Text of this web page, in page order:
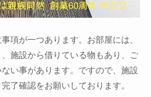
項が一つあります。お部屋には、
施設から借りている物もあり、ご
い事があります。ですので、施設
了確認をお願いしております。